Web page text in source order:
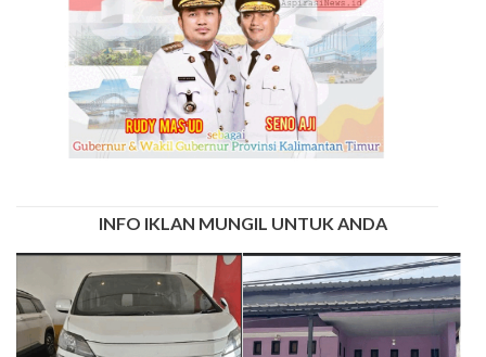
INFO IKLAN MUNGIL UNTUK ANDA